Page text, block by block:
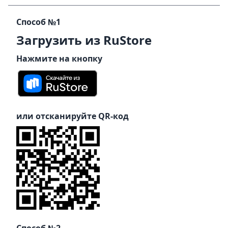
Способ №1
Загрузить из RuStore
Нажмите на кнопку
или отсканируйте QR-код